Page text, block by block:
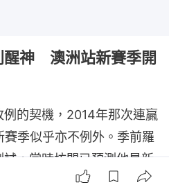
醒神 澳洲站新賽季開
的契機，2014年那次連贏
季似乎亦不例外。季前羅
，當時坊間已預測他是新
戰車在新賽季首站的表現，